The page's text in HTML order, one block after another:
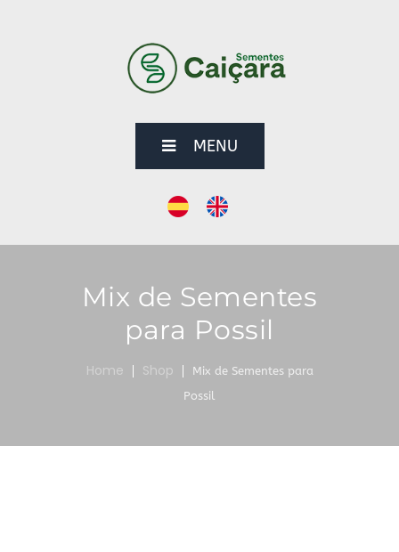
MENU
Mix de Sementes
para Possil
Home Shop
Mix de Sementes para
Possil